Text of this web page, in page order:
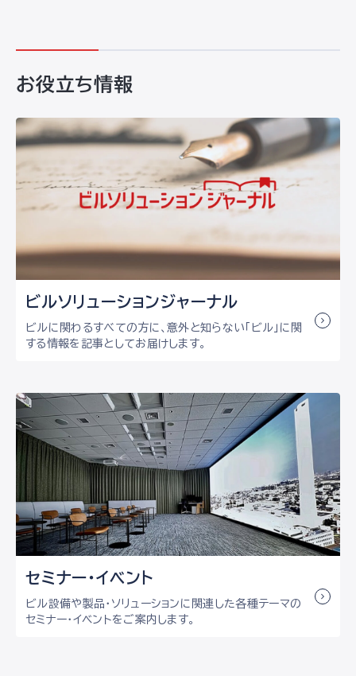
お役立ち情報
ビルソリューションジャーナル
ビルに関わるすべての方に、意外と知らない「ビル」に関
する情報を記事としてお届けします。
セミナー・イベント
ビル設備や製品・ソリューションに関連した各種テーマの
セミナー・イベントをご案内します。